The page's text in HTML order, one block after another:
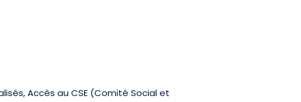
Accès au CSE (Comité Social et